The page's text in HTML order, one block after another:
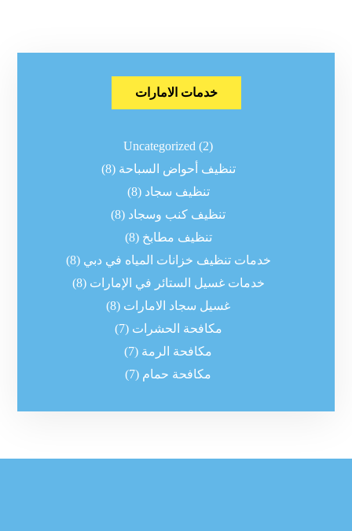
خدمات الامارات
Uncategorized (2)
تنظيف أحواض السباحة (8)
تنظيف سجاد (8)
تنظيف كنب وسجاد (8)
تنظيف مطابخ (8)
خدمات تنظيف خزانات المياه في دبي (8)
خدمات غسيل الستائر في الإمارات (8)
غسيل سجاد الامارات (8)
مكافحة الحشرات (7)
مكافحة الرمة (7)
مكافحة حمام (7)